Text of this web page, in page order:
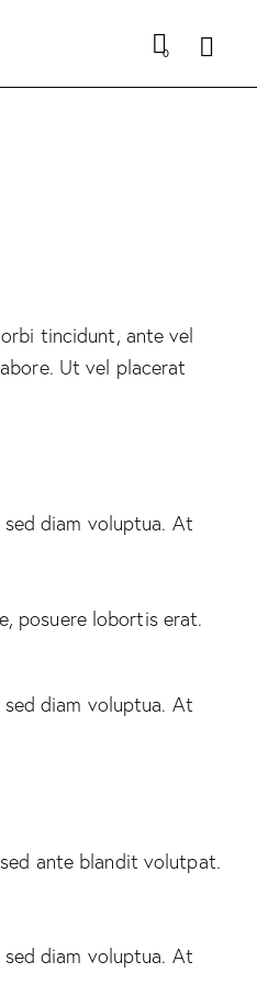
0
tincidunt, ante vel
Ut vel placerat
diam voluptua. At
posuere lobortis erat.
diam voluptua. At
ante blandit volutpat.
diam voluptua. At